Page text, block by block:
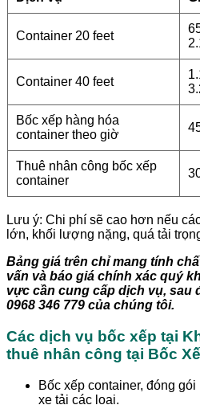
Container 20 feet
Container 40 feet
Bốc xếp hàng hóa
container theo giờ
Thuê nhân công bốc xếp
container
Lưu ý: Chi phí sẽ cao hơn nếu
lớn, khối lượng nặng, quá tải
Bảng giá trên chỉ mang tính
vấn và báo giá chính xác quý
vực cần cung cấp dịch vụ, sau
0968 346 779 của chúng tôi.
Các dịch vụ bốc xếp tại
thuê nhân công tại Bốc
Bốc xếp container, đóng
xe tải các loại.